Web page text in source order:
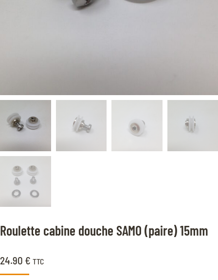
Roulette cabine douche SAMO (paire) 15mm
24.90 € TTC